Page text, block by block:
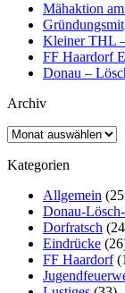
Mähaktion
Kleiner THL
FF Haardorf
Donau –
Archiv
Archiv
Kategorien
Allgemein
Donau-
Dorfratsch
Eindrücke
FF Haardorf